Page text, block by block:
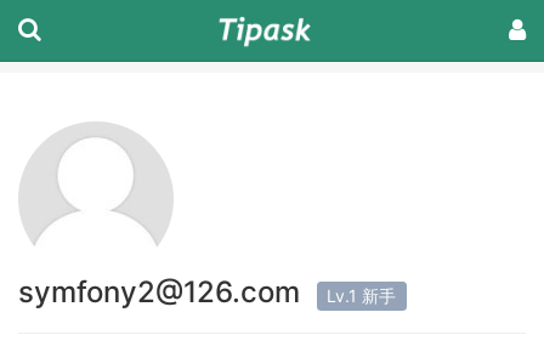
symfony2@126.com Lv.1 新手